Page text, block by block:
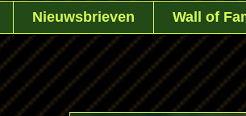
Nieuwsbrieven Wall of